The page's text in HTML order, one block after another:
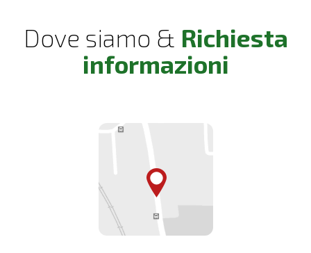
Dove siamo & Richiesta
informazioni